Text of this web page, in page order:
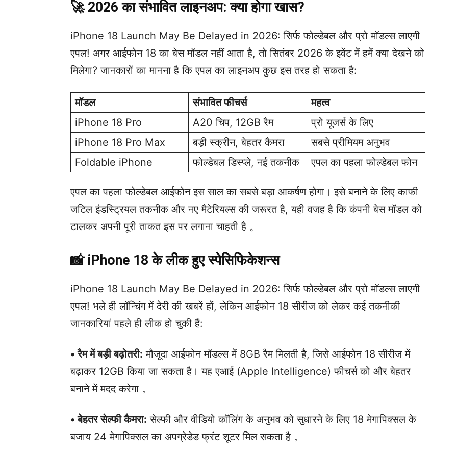
🚀 2026 का संभावित लाइनअप: क्या होगा खास?
iPhone 18 Launch May Be Delayed in 2026: सिर्फ फोल्डेबल और प्रो मॉडल्स लाएगी
एपल! अगर आईफोन 18 का बेस मॉडल नहीं आता है, तो सितंबर 2026 के इवेंट में हमें क्या देखने को
मिलेगा? जानकारों का मानना है कि एपल का लाइनअप कुछ इस तरह हो सकता है:
मॉडल संभावित फीचर्स
महत्व
iPhone 18 Pro
A20 चिप, 12GB रैम
प्रो यूजर्स के लिए
iPhone 18 Pro Max
बड़ी स्क्रीन, बेहतर कैमरा
सबसे प्रीमियम अनुभव
Foldable iPhone
फोल्डेबल डिस्प्ले, नई तकनीक एपल का पहला फोल्डेबल फोन
एपल का पहला फोल्डेबल आईफोन इस साल का सबसे बड़ा आकर्षण होगा। इसे बनाने के लिए काफी
जटिल इंडस्ट्रियल तकनीक और नए मैटेरियल्स की जरूरत है, यही वजह है कि कंपनी बेस मॉडल को
टालकर अपनी पूरी ताकत इस पर लगाना चाहती है 。
📸 iPhone 18 के लीक हुए स्पेसिफिकेशन्स
iPhone 18 Launch May Be Delayed in 2026: सिर्फ फोल्डेबल और प्रो मॉडल्स लाएगी
एपल! भले ही लॉन्चिंग में देरी की खबरें हों, लेकिन आईफोन 18 सीरीज को लेकर कई तकनीकी
जानकारियां पहले ही लीक हो चुकी हैं:
• रैम में बड़ी बढ़ोतरी: मौजूदा आईफोन मॉडल्स में 8GB रैम मिलती है, जिसे आईफोन 18 सीरीज में
बढ़ाकर 12GB किया जा सकता है। यह एआई (Apple Intelligence) फीचर्स को और बेहतर
बनाने में मदद करेगा 。
• बेहतर सेल्फी कैमरा: सेल्फी और वीडियो कॉलिंग के अनुभव को सुधारने के लिए 18 मेगापिक्सल के
बजाय 24 मेगापिक्सल का अपग्रेडेड फ्रंट शूटर मिल सकता है 。